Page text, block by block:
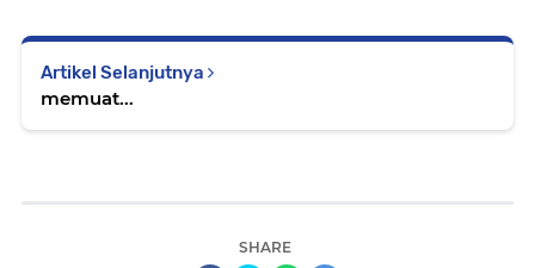
Artikel Selanjutnya
memuat...
SHARE